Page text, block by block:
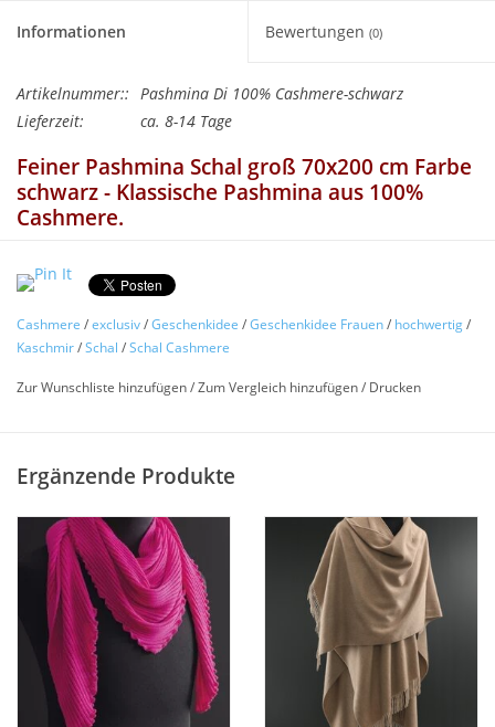
Tel.0049(0)7322-919376
Blog-Aktuelles
Informationen Bewertungen (0)
Artikelnummer:: Pashmina Di 100% Cashmere-schwarz
Lieferzeit:
ca. 8-14 Tage
Feiner Pashmina Schal groß 70x200 cm Farbe
schwarz - Klassische Pashmina aus 100%
Cashmere.
besondere Webtechnik ist der Schal praktisch
Garderobe.
Die handgedrehten Fransen machen diesen schönen Schal zu
Eine Pashmina Schal kann als Stola, Tuch, Langschal oder als
kurzer Schal getragen werden.
Dieser Artikel ist in vielen weiteren Farben lieferbar.
Cashmere /exclusiv/Geschenkidee /Geschenkidee Frauen/ hochwertig/
Kaschmir/Schal /Schal Cashmere
Zur Wunschliste hinzufügen/Zum Vergleich hinzufügen/ Drucken
Ergänzende Produkte